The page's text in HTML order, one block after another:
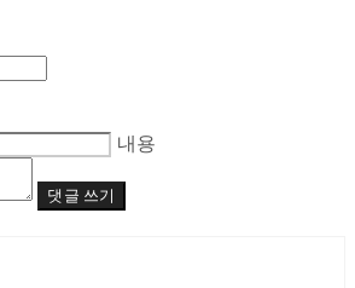
내용
댓글 쓰기